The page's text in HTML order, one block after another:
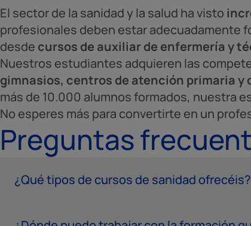
El sector de la sanidad y la salud ha visto
profesionales deben estar adecuadamente
desde cursos de auxiliar de enfermería y
Nuestros estudiantes adquieren las
gimnasios, centros de atención primaria
más de 10.000 alumnos formados, nuestra
No esperes más para convertirte en un
Preguntas
¿Qué tipos de cursos de sanidad ofrecéis?